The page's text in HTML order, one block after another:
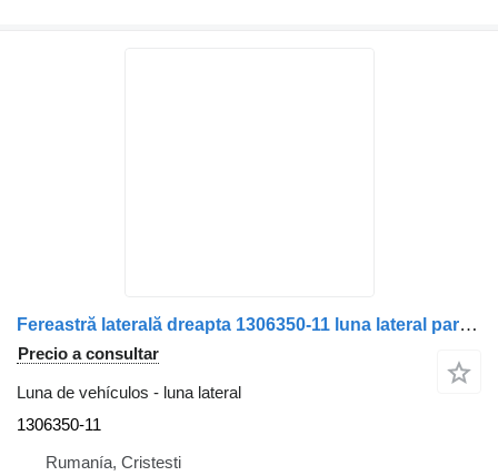
Fereastră laterală dreapta 1306350-11 luna lateral para Scania camión
Precio a consultar
Luna de vehículos - luna lateral
1306350-11
Rumanía, Cristesti